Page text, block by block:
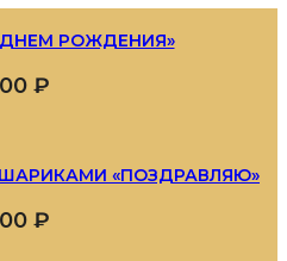
РОЖДЕНИЯ»
₽
«ПОЗДРАВЛЯЮ»
₽